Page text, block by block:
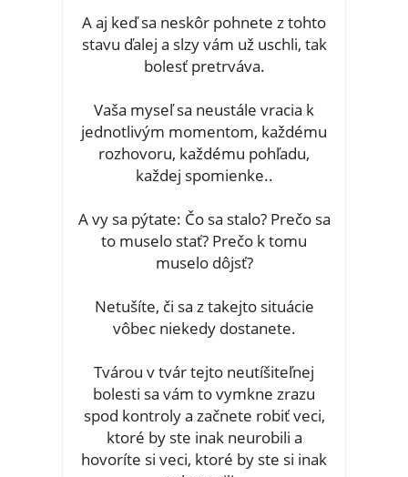
A aj keď sa neskôr pohnete z tohto
stavu ďalej a slzy vám už uschli, tak
bolesť pretrváva.
Vaša myseľ sa neustále vracia k
jednotlivým momentom, každému
rozhovoru, každému pohľadu,
každej spomienke..
A vy sa pýtate: Čo sa stalo? Prečo sa
to muselo stať? Prečo k tomu
muselo dôjsť?
Netušíte, či sa z takejto situácie
vôbec niekedy dostanete.
Tvárou v tvár tejto neutíšiteľnej
bolesti sa vám to vymkne zrazu
spod kontroly a začnete robiť veci,
ktoré by ste inak neurobili a
hovoríte si veci, ktoré by ste si inak